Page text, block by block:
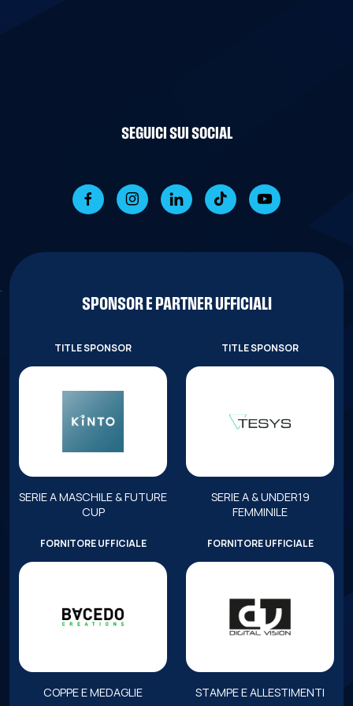
SEGUICI SUI SOCIAL
SPONSOR E PARTNER UFFICIALI
TITLE SPONSOR
SERIE A MASCHILE & FUTURE
CUP
TITLE SPONSOR
SERIE A & UNDER19
FEMMINILE
FORNITORE UFFICIALE
COPPE E MEDAGLIE
FORNITORE UFFICIALE
STAMPE E ALLESTIMENTI